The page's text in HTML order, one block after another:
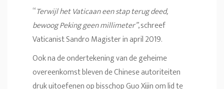
“Terwijl het Vaticaan een stap terug deed,
bewoog Peking geen millimeter”, schreef
Vaticanist Sandro Magister in april 2019.
Ook na de ondertekening van de geheime
overeenkomst bleven de Chinese autoriteiten
druk uitoefenen op bisschop Guo Xijin om lid te